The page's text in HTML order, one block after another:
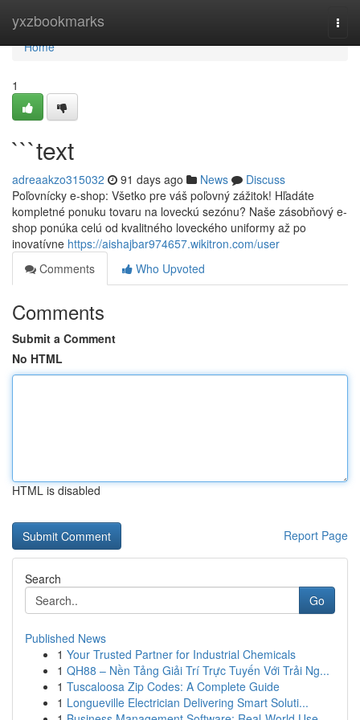
yxzbookmarks
Home
Home
1
```text
adreaakzo315032 91 days ago News
Discuss
Poľovnícky e-shop: Všetko pre váš poľovný zážitok! Hľadáte
kompletné ponuku tovaru na loveckú sezónu? Naše zásobňový e-
shop ponúka celú od kvalitného loveckého uniformy až po
inovatívne https://aishajbar974657.wikitron.com/user
Comments
Who Upvoted
Comments
Submit a Comment
No HTML
HTML is disabled
Report Page
Search
Go
Published News
1 Your Trusted Partner for Industrial Chemicals
1 QH88 – Nền Tảng Giải Trí Trực Tuyến Với Trải Ng...
1 Tuscaloosa Zip Codes: A Complete Guide
1 Longueville Electrician Delivering Smart Soluti...